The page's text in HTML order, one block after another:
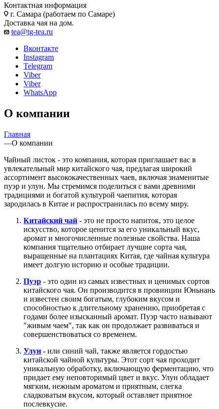
Контактная информация
г. Самара (работаем по Самаре)
Доставка чая на дом.
tea@tg-tea.ru
Вконтакте
Instagram
Telegram
Viber
Viber
WhatsApp
О компании
Главная
—О компании
Чайный листок - это компания, которая приглашает вас в
увлекательный мир китайского чая, предлагая широкий
ассортимент высококачественных чаев, включая знаменитые
пуэр и улун. Мы стремимся поделиться с вами древними
традициями и богатой культурой чаепития, которая
зародилась в Китае и распространилась по всему миру.
Китайский чай - это не просто напиток, это целое
искусство, которое ценится за его уникальный вкус,
аромат и многочисленные полезные свойства. Наша
компания тщательно отбирает лучшие сорта чая,
выращенные на плантациях Китая, где чайная культура
имеет долгую историю и особые традиции.
Пуэр - это один из самых известных и ценимых сортов
китайского чая. Он производится в провинции Юньнань
и известен своим богатым, глубоким вкусом и
способностью к длительному хранению, приобретая с
годами более изысканный аромат. Пуэр часто называют
"живым чаем", так как он продолжает развиваться и
совершенствоваться со временем.
Улун - или синий чай, также является гордостью
китайской чайной культуры. Этот сорт чая проходит
уникальную обработку, включающую ферментацию, что
придает ему неповторимый цвет и вкус. Улун обладает
мягким, нежным ароматом и приятным, слегка
сладковатым вкусом, который оставляет приятное
послевкусие.